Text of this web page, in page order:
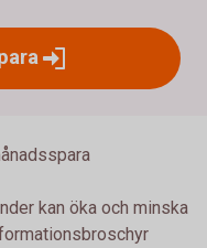
kan öka och minska